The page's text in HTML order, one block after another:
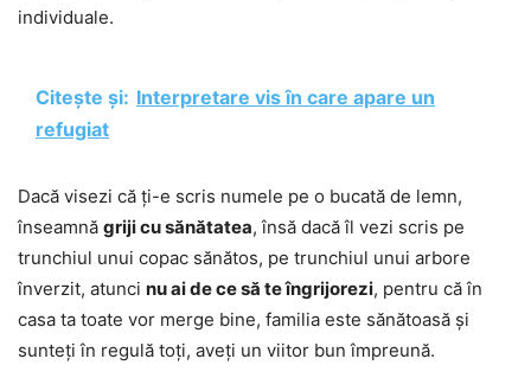
individuale.
Citește și: Interpretare vis în care apare un
refugiat
Dacă visezi că ți-e scris numele pe o bucată de lemn,
înseamnă griji cu sănătatea, însă dacă îl vezi scris pe
trunchiul unui copac sănătos, pe trunchiul unui arbore
înverzit, atunci nu ai de ce să te îngrijorezi, pentru că în
casa ta toate vor merge bine, familia este sănătoasă și
sunteți în regulă toți, aveți un viitor bun împreună.